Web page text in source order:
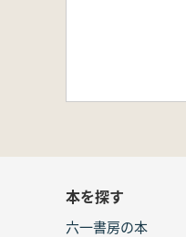
本を探す
六一書房の本